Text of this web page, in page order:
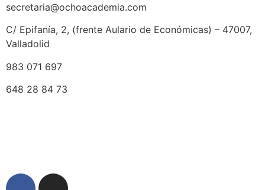
secretaria@ochoacademia.com
C/ Epifanía, 2, (frente Aulario de Económicas) – 47007,
Valladolid
983 071 697
648 28 84 73